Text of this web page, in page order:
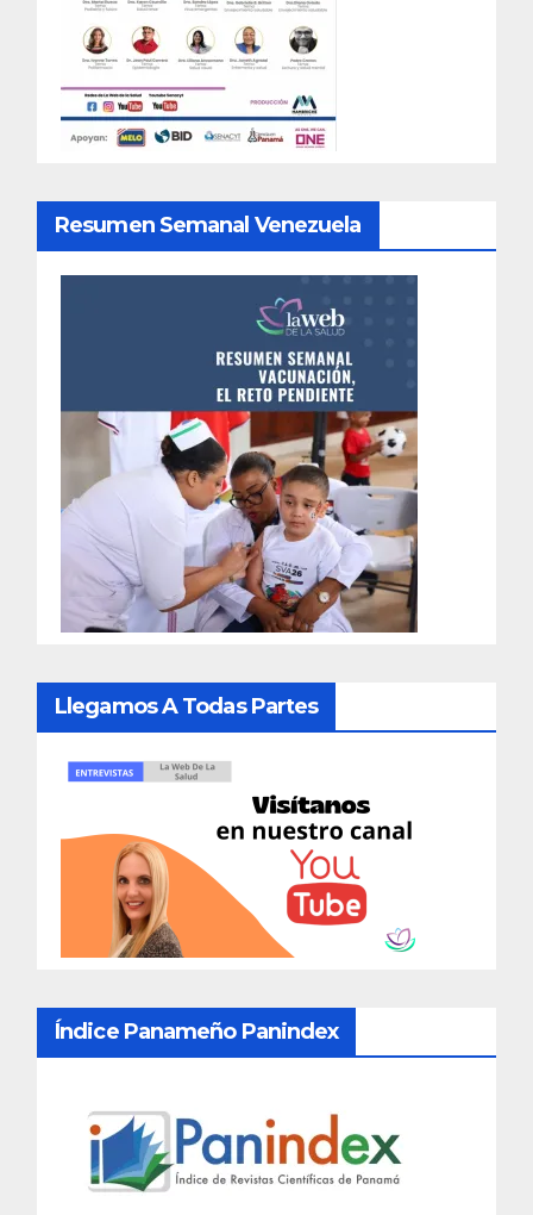
Resumen Semanal Venezuela
Llegamos A Todas Partes
Índice Panameño Panindex